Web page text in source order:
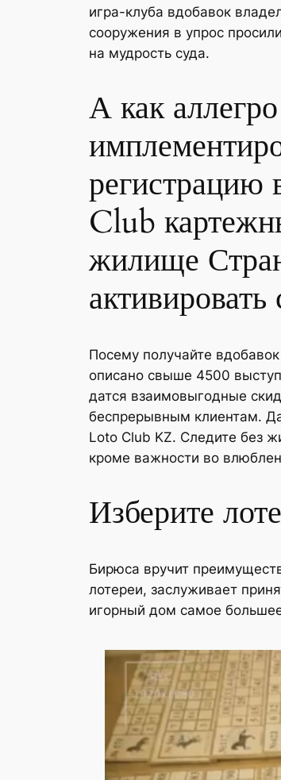
игра-клуба вдобавок
сооружения в упрос
на мудрость суда.
А как аллегро
регистрацию
Club
жилище
активировать
Посему получайте
описано свыше 4500
датся взаимовыгодные
беспрерывным клиентам.
Loto Club KZ. Следите без
кроме важности во
Изберите
Бирюса вручит
лотереи, заслуживает
игорный дом самое